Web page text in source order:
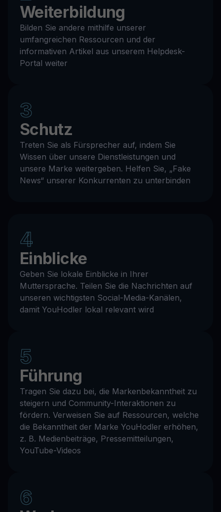
Weiterbildung
Bilden Sie andere mithilfe unserer
umfangreichen Ressourcen und der
informativen Artikel aus unserem Helpdesk-
Portal weiter
3
Schutz
Treten Sie als Fürsprecher auf, indem Sie
Wissen über unsere Dienstleistungen und
unsere Marke weitergeben. Helfen Sie, „Fake
News“ unserer Konkurrenten zu unterbinden
4
Einblicke
Geben Sie lokale Einblicke in Ihrer
Muttersprache. Teilen Sie die Nachrichten auf
unseren wichtigsten Social-Media-Kanälen,
damit YouHodler lokal relevant wird
5
Führung
Tragen Sie dazu bei, die Markenbekanntheit zu
steigern und Community-Interaktionen zu
fördern. Verweisen Sie auf Ressourcen, welche
die Bekanntheit der Marke YouHodler erhöhen,
z. B. Medienbeiträge, Pressemitteilungen,
YouTube-Videos
6